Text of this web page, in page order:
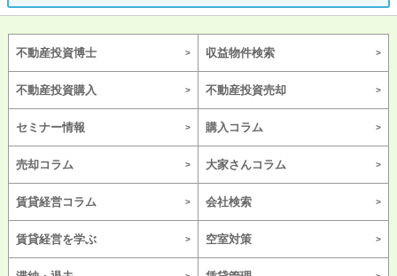
不動産投資博士 収益物件検索
不動産投資購入 不動産投資売却
セミナー情報 購入コラム
売却コラム 大家さんコラム
賃貸経営コラム 会社検索
賃貸経営を学ぶ 空室対策